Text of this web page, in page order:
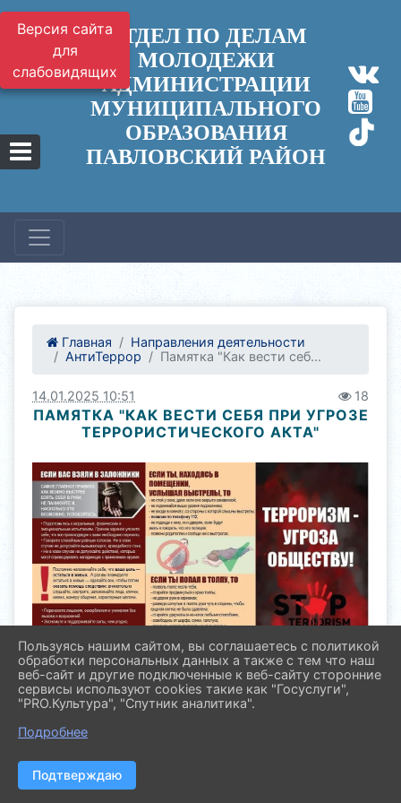
Версия сайта
для
слабовидящих
ОТДЕЛ ПО ДЕЛАМ
МОЛОДЕЖИ
АДМИНИСТРАЦИИ
МУНИЦИПАЛЬНОГО
ОБРАЗОВАНИЯ
ПАВЛОВСКИЙ РАЙОН
Главная
Направления деятельности
АнтиТеррор
Памятка "Как вести себ...
14.01.2025 10:51 18
ПАМЯТКА "КАК ВЕСТИ СЕБЯ ПРИ УГРОЗЕ
ТЕРРОРИСТИЧЕСКОГО АКТА"
2026 г. molod.pavl23.ru
Вход
Пользуясь нашим сайтом, вы соглашаетесь с политикой
обработки персональных данных а также с тем что наш
веб-сайт и другие подключенные к веб-сайту сторонние
сервисы используют cookies такие как "Госуслуги",
"PRO.Культура", "Спутник аналитика".
Подробнее
Подтверждаю